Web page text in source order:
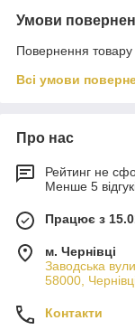
Умови
Повернення
Всі умови
Про нас
Рейтинг не
Менше 5
Працює з
м. Чернівці
Заводська
58000,
Контакти